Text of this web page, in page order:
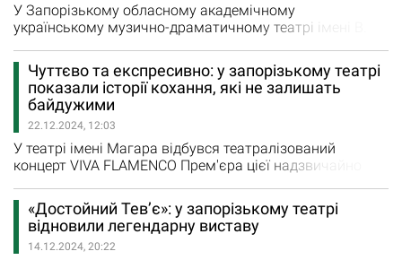
У Запорізькому обласному академічному
українському музично-драматичному театрі імені В.
Прем'єра вистави, створеної на основі однойменної
трилогії Богдана Лепкого (інсценізація Є. Головатюка,
В. Селезньова), відбулася 25 березня 2016 року. Вже
росія захопила Крим, створила т.зв. ДНР і ЛНР, тобто
йшла російсько-українська…
Чуттєво та експресивно: у запорізькому театрі
показали історії кохання, які не залишать
байдужими
22.12.2024, 12:03
У театрі імені Магара відбувся театралізований
концерт VIVA FLAMENСO Прем'єра цієї надзвичайно
танцю відбулася 5 березня 2019 року. На деякий час
вона зникла з репертуару театра, і от на завершення
2024 року знову з’явилася - 20 грудня глядачі мали
змогу насолодитися шикарною постановкою. Виставу…
«Достойний Тевʼє»: у запорізькому театрі
відновили легендарну виставу
14.12.2024, 20:22